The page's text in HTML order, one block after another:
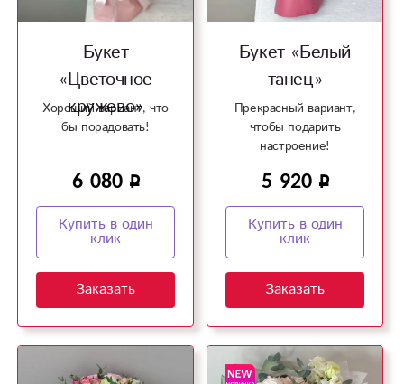
Букет
«Цветочное
кружево»
Хороший вариант, что
бы порадовать!
6 080
Купить в один
клик
Заказать
Букет «Белый
танец»
Прекрасный вариант,
чтобы подарить
настроение!
5 920
Купить в один
клик
Заказать